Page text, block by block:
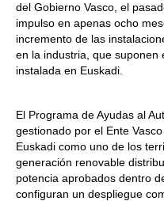
del Gobierno Vasco, el
impulso en apenas ocho
incremento de las
en la industria, que suponen
instalada en Euskadi.
El Programa de Ayudas al
gestionado por el Ente
Euskadi como uno de los
generación renovable
potencia aprobados dentro
configuran un despliegue